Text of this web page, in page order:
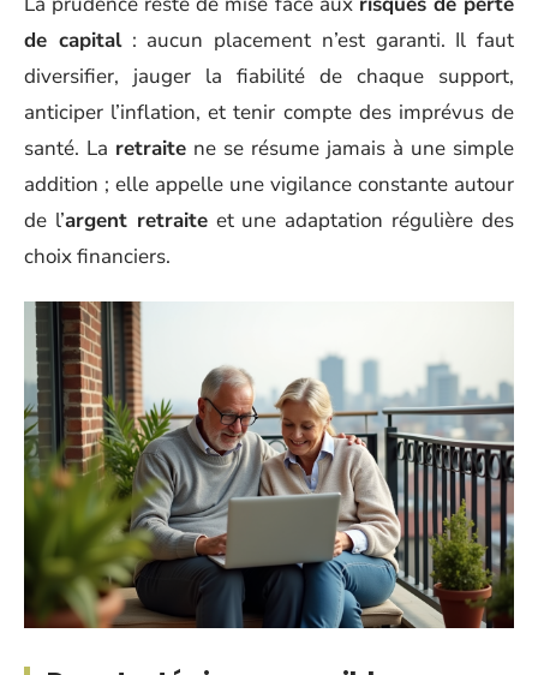
de capital: aucun placement n’est garanti. Il faut
diversifier, jauger la fiabilité de chaque support,
anticiper l’inflation, et tenir compte des imprévus de
santé. La retraite ne se résume jamais à une simple
addition ; elle appelle une vigilance constante autour
de l’argent retraiteet une adaptation régulière des
choix financiers.